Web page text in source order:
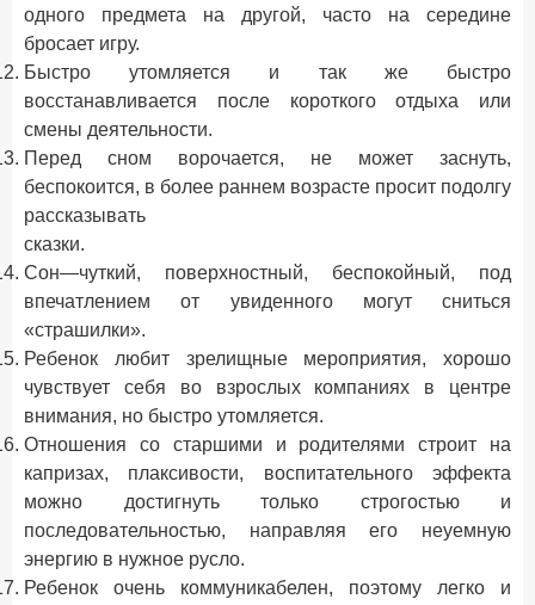
одного предмета на другой, часто на середине
бросает игру.
Быстро утомляется и так же быстро
восстанавливается после короткого отдыха или
смены деятельности.
Перед сном ворочается, не может заснуть,
беспокоится, в более раннем возрасте просит подолгу
рассказывать
сказки.
Сон—чуткий, поверхностный, беспокойный, под
впечатлением от увиденного могут сниться
«страшилки».
Ребенок любит зрелищные мероприятия, хорошо
чувствует себя во взрослых компаниях в центре
внимания, но быстро утомляется.
Отношения со старшими и родителями строит на
капризах, плаксивости, воспитательного эффекта
можно достигнуть только строгостью и
последовательностью, направляя его неуемную
энергию в нужное русло.
Ребенок очень коммуникабелен, поэтому легко и